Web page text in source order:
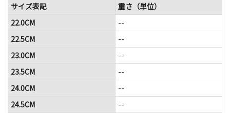
サイズ表記
重さ（単位）
22.0CM
--
22.5CM
--
23.0CM
--
23.5CM
--
24.0CM
--
24.5CM
--